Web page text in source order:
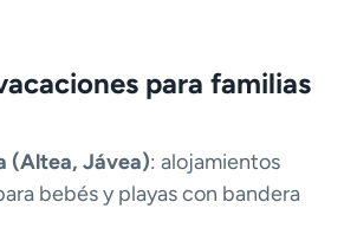
para familias
(Altea, Jávea): alojamientos
bebés y playas con bandera